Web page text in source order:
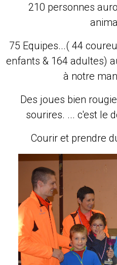
210 personnes
75 Equipes...( 44
enfants & 164 adultes)
à notre
Des joues bien
sourires. ... c'est le
Courir et prendre